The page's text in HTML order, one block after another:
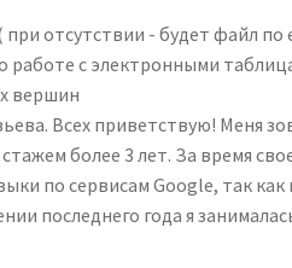
при отсутствии - будет файл по
работе с электронными
вершин
Всех приветствую! Меня
более 3 лет. За время
по сервисам Google, так
последнего года я